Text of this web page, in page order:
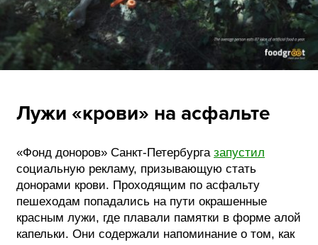
Лужи «крови» на асфальте
«Фонд доноров» Санкт-Петербурга запустил
социальную рекламу, призывающую стать
донорами крови. Проходящим по асфальту
пешеходам попадались на пути окрашенные
красным лужи, где плавали памятки в форме алой
капельки. Они содержали напоминание о том, как